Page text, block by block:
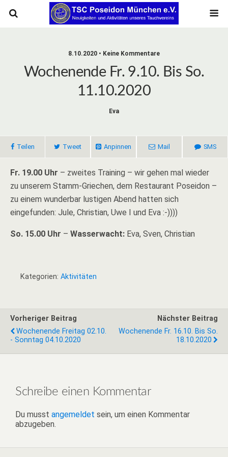
8.10.2020 • Keine Kommentare
Wochenende Fr. 9.10. Bis So.
11.10.2020
Eva
Teilen Tweet Anpinnen Mail SMS
Fr. 19.00 Uhr – zweites Training – wir gehen mal wieder
zu unserem Stamm-Griechen, dem Restaurant Poseidon –
zu einem wunderbar lustigen Abend hatten sich
eingefunden: Jule, Christian, Uwe I und Eva :-))))
So. 15.00 Uhr – Wasserwacht: Eva, Sven, Christian
Kategorien: Aktivitäten
Vorheriger Beitrag
Wochenende Freitag 02.10.
- Sonntag 04.10.2020
Nächster Beitrag
Wochenende Fr. 16.10. Bis So.
18.10.2020
Schreibe einen Kommentar
Du musst angemeldet sein, um einen Kommentar
abzugeben.